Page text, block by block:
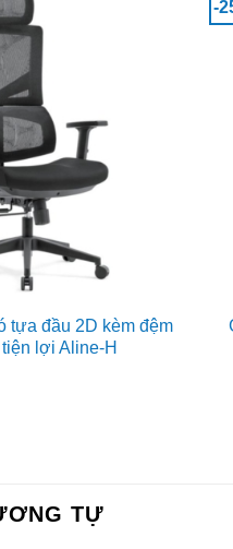
tựa đầu 2D kèm đệm
lợi Aline-H
-
TỰ